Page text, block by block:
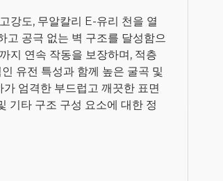
강도, 무알칼리 E-유리 천을 열
고 공극 없는 벽 구조를 달성함으
지 연속 작동을 보장하며, 적층
유전 특성과 함께 높은 굴곡 및
엄격한 부드럽고 깨끗한 표면
기타 구조 구성 요소에 대한 정